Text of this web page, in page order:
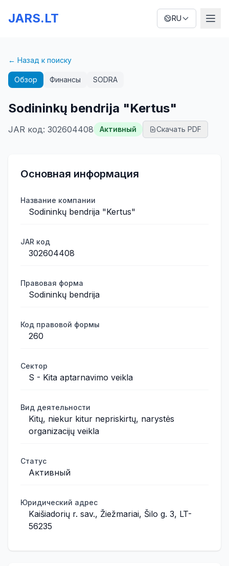
JARS.LT RU
← Назад к поиску
Обзор Финансы SODRA
Sodininkų bendrija "Kertus"
JAR код: 302604408 Активный Скачать PDF
Основная информация
Название компании
Sodininkų bendrija "Kertus"
JAR код
302604408
Правовая форма
Sodininkų bendrija
Код правовой формы
260
Сектор
S - Kita aptarnavimo veikla
Вид деятельности
Kitų, niekur kitur nepriskirtų, narystės
organizacijų veikla
Статус
Активный
Юридический адрес
Kaišiadorių r. sav., Žiežmariai, Šilo g. 3, LT-
56235